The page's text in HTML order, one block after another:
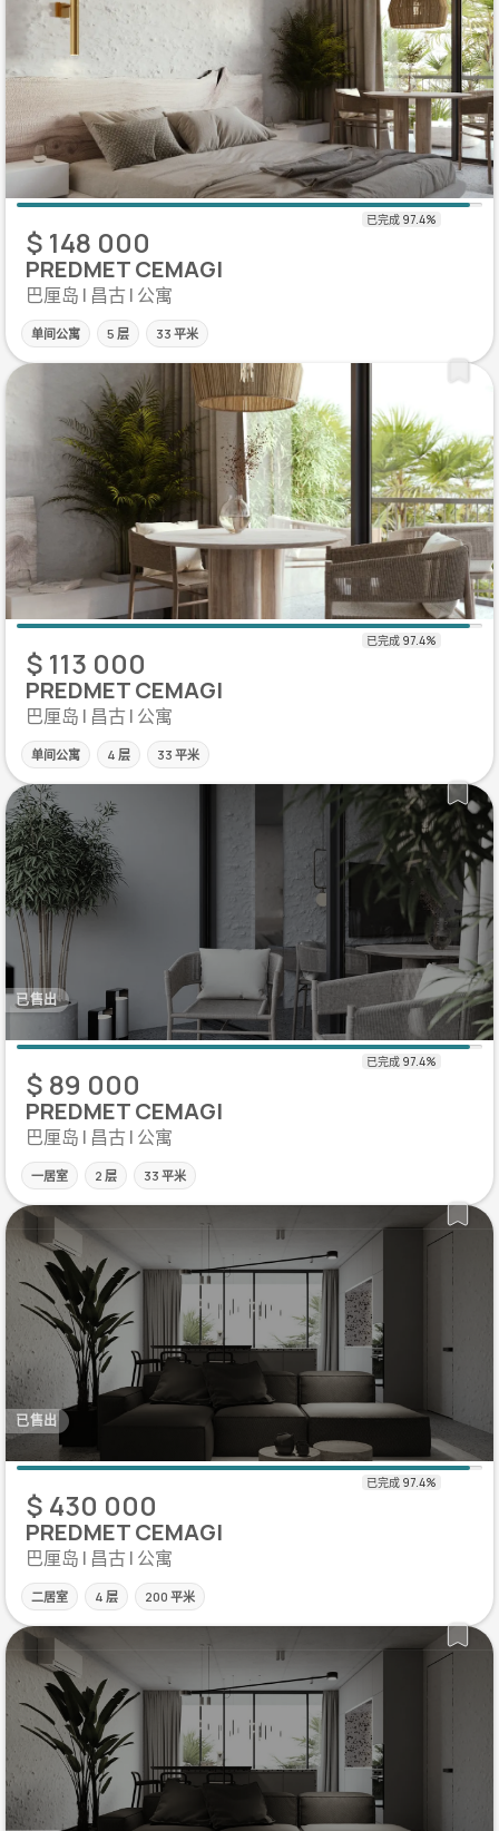
$ 148 000
PREDMET CEMAGI
巴厘岛 | 昌古 | 公寓
单间公寓 5 层 33 平米
$ 113 000
PREDMET CEMAGI
巴厘岛 | 昌古 | 公寓
单间公寓 4 层 33 平米
已售出
$ 89 000
PREDMET CEMAGI
巴厘岛 | 昌古 | 公寓
一居室 2 层 33 平米
已售出
$ 430 000
PREDMET CEMAGI
巴厘岛 | 昌古 | 公寓
二居室 4 层 200 平米